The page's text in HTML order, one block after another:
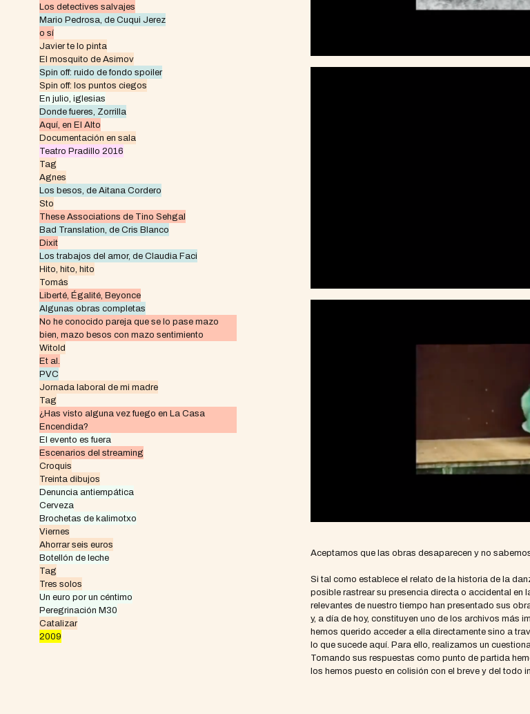
Los detectives salvajes
Mario Pedrosa, de Cuqui Jerez
o sí
Javier te lo pinta
El mosquito de Asimov
Spin off: ruido de fondo spoiler
Spin off: los puntos ciegos
En julio, iglesias
Donde fueres, Zorrilla
Aquí, en El Alto
Documentación en sala
Teatro Pradillo 2016
Tag
Agnes
Los besos, de Aitana Cordero
Sto
These Associations de Tino Sehgal
Bad Translation, de Cris Blanco
Dixit
Los trabajos del amor, de Claudia Faci
Hito, hito, hito
Tomás
Liberté, Égalité, Beyonce
Algunas obras completas
No he conocido pareja que se lo pase mazo
bien, mazo besos con mazo sentimiento
Witold
Et al.
PVC
Jornada laboral de mi madre
Tag
¿Has visto alguna vez fuego en La Casa
Encendida?
El evento es fuera
Escenarios del streaming
Croquis
Treinta dibujos
Denuncia antiempática
Cerveza
Brochetas de kalimotxo
Viernes
Ahorrar seis euros
Botellón de leche
Tag
Tres solos
Un euro por un céntimo
Peregrinación M30
Catalizar
2009
Aceptamos que las obras desaparecen y no
Si tal como establece el relato de la historia de la
posible rastrear su presencia directa o accidental en
relevantes de nuestro tiempo han presentado sus
y, a día de hoy, constituyen uno de los archivos más
hemos querido acceder a ella directamente sino a
lo que sucede aquí. Para ello, realizamos un
Tomando sus respuestas como punto de partida
los hemos puesto en colisión con el breve y del todo